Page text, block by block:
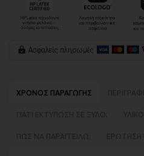
Ασφαλείς πληρωμές
ΧΡΟΝΟΣ ΠΑΡΑΓΩΓΗΣ